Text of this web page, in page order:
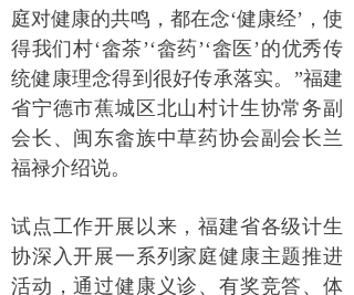
庭对健康的共鸣，都在念‘健康经’，使
得我们村‘畲茶’‘畲药’‘畲医’的优秀传
统健康理念得到很好传承落实。”福建
省宁德市蕉城区北山村计生协常务副
会长、闽东畲族中草药协会副会长兰
福禄介绍说。
试点工作开展以来，福建省各级计生
协深入开展一系列家庭健康主题推进
活动，通过健康义诊、有奖竞答、体